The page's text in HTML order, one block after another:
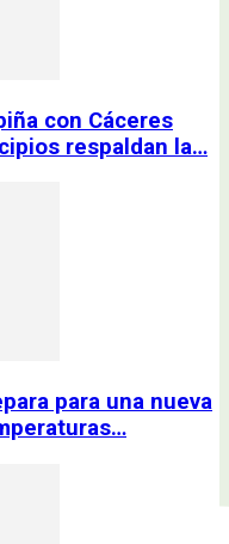
con Cáceres
respaldan la…
para una nueva